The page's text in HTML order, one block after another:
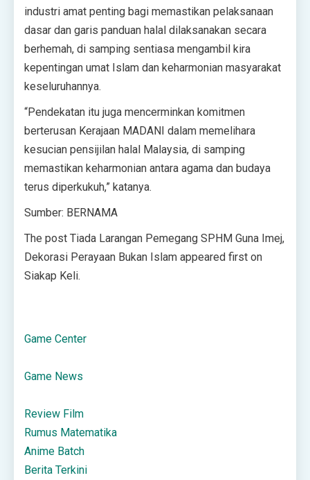
industri amat penting bagi memastikan pelaksanaan
dasar dan garis panduan halal dilaksanakan secara
berhemah, di samping sentiasa mengambil kira
kepentingan umat Islam dan keharmonian masyarakat
keseluruhannya.
“Pendekatan itu juga mencerminkan komitmen
berterusan Kerajaan MADANI dalam memelihara
kesucian pensijilan halal Malaysia, di samping
memastikan keharmonian antara agama dan budaya
terus diperkukuh,” katanya.
Sumber: BERNAMA
The post Tiada Larangan Pemegang SPHM Guna Imej,
Dekorasi Perayaan Bukan Islam appeared first on
Siakap Keli.
Game Center
Game News
Review Film
Rumus Matematika
Anime Batch
Berita Terkini